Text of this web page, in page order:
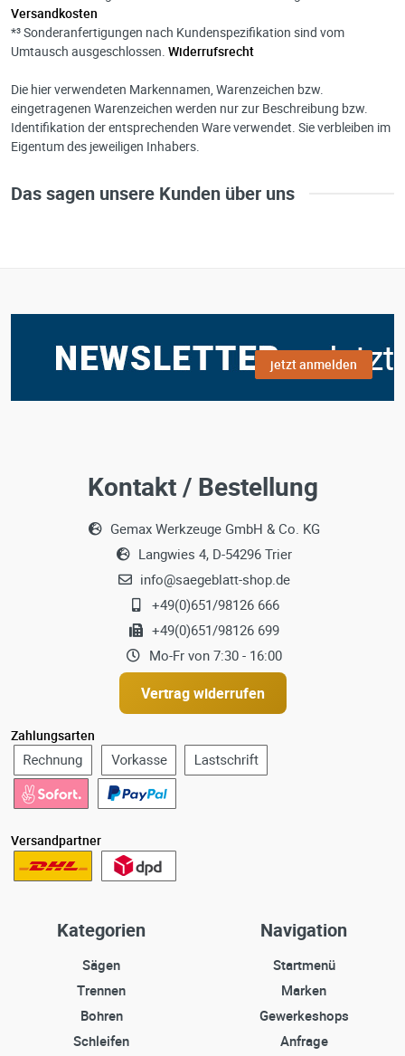
Versandkosten
*³ Sonderanfertigungen nach Kundenspezifikation sind vom
Umtausch ausgeschlossen. Widerrufsrecht
Die hier verwendeten Markennamen, Warenzeichen bzw.
eingetragenen Warenzeichen werden nur zur Beschreibung bzw.
Identifikation der entsprechenden Ware verwendet. Sie verbleiben im
Eigentum des jeweiligen Inhabers.
Das sagen unsere Kunden über uns
jetzt anmelden
Kontakt / Bestellung
Gemax Werkzeuge GmbH & Co. KG
Langwies 4, D-54296 Trier
info@saegeblatt-shop.de
+49(0)651/98126 666
+49(0)651/98126 699
Mo-Fr von 7:30 - 16:00
Vertrag widerrufen
Zahlungsarten
Versandpartner
Kategorien
Sägen
Trennen
Bohren
Schleifen
Navigation
Startmenü
Marken
Gewerkeshops
Anfrage